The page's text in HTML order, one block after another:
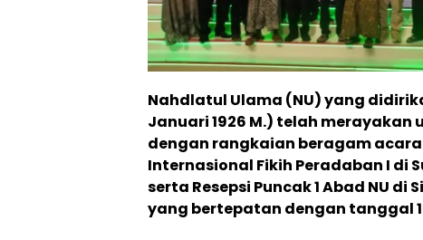
Nahdlatul Ulama (NU) yang
Januari 1926 M.) telah
dengan rangkaian beragam
Internasional Fikih Peradaban I di
serta Resepsi Puncak 1 Abad NU
yang bertepatan dengan tanggal